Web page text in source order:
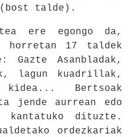
talde).
ere egongo da,
17 taldek
Gazte Asanbladak,
lagun kuadrillak,
Bertsoak
jende aurrean edo
kantatuko dituzte.
ordezkariak